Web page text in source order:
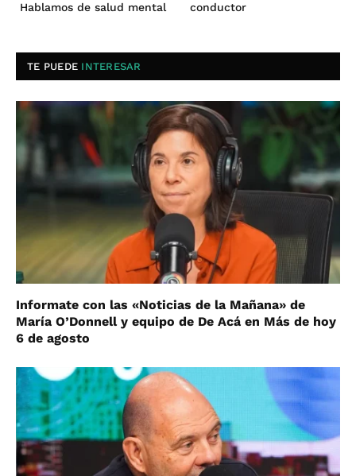
Hablamos de salud mental
conductor
TE PUEDE INTERESAR
Informate con las «Noticias de la Mañana» de
María O’Donnell y equipo de De Acá en Más de hoy
6 de agosto